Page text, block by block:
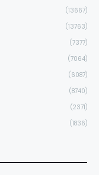
(13667)
(13763)
(7377)
(7064)
(6087)
(8740)
(2371)
(1836)